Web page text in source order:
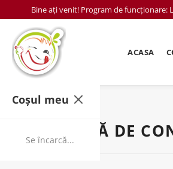
Bine ați venit! Program de funcționare:
ACASA
Coșul meu
Se încarcă...
POLITICĂ DE